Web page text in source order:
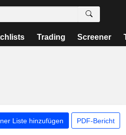
Trading Screener
Liste hinzufügen PDF-Bericht